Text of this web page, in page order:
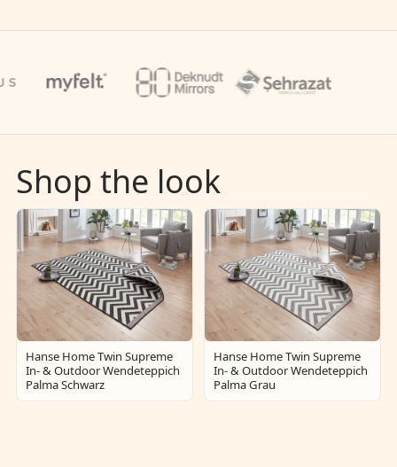
Shop the look
Hanse Home Twin Supreme
In- & Outdoor Wendeteppich
Palma Schwarz
Hanse Home Twin Supreme
In- & Outdoor Wendeteppich
Palma Grau